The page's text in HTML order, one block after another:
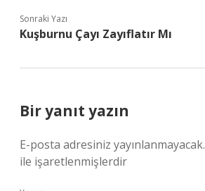
Sonraki Yazı
Kuşburnu Çayı Zayıflatır Mı
Bir yanıt yazın
E-posta adresiniz yayınlanmayacak.
ile işaretlenmişlerdir